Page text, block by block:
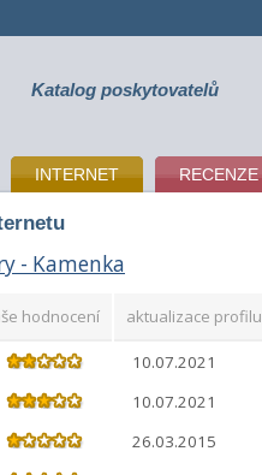
Katalog poskytovatelů
INTERNET RECENZE
- Kamenka
hodnocení aktualizace profilu
10.07.2021
10.07.2021
26.03.2015